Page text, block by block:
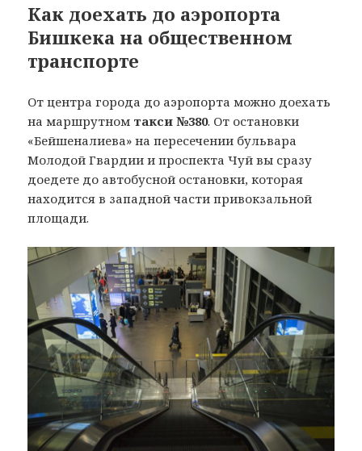
Как доехать до аэропорта
Бишкека на общественном
транспорте
От центра города до аэропорта можно доехать
на маршрутном такси №380. От остановки
«Бейшеналиева» на пересечении бульвара
Молодой Гвардии и проспекта Чуй вы сразу
доедете до автобусной остановки, которая
находится в западной части привокзальной
площади.